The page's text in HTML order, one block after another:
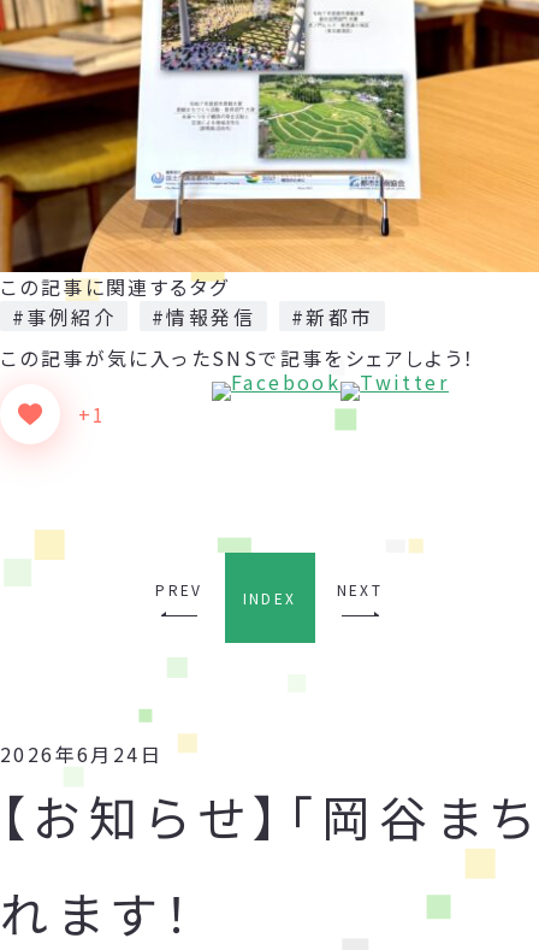
この記事に関連するタグ
#事例紹介
#情報発信
#新都市
この記事が気に入った
+1
SNSで記事をシェアしよう！
PREV INDEX NEXT
2026年6月24日
【お知らせ】「岡谷
れます！